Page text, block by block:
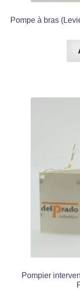
Pompe à bras
Pompier